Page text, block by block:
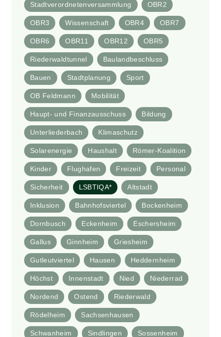
Stadtverordnetenversammlung OBR2
OBR3 Wissenschaft OBR4 OBR7
OBR6 OBR11 OBR12 OBR5
Riederwaldtunnel Baulandbeschluss
Bauen Stadtplanung Sport
OB Feldmann Mobilität
Haupt- und Finanzausschuss Bildung
Unterliederbach Klimaschutz
Solarenergie Haushalt Römer-Koalition
Kinder Flughafen Freizeit Personal
Sicherheit LSBTIQA* Altstadt
Inklusion Bahnhofsviertel Bockenheim
Dornbusch Eckenheim Eschersheim
Gallus Ginnheim Griesheim
Gutleutviertel Hausen Heddernheim
Höchst Innenstadt Nied Niederrad
Nordend Ostend Riederwald
Rödelheim Sachsenhausen
Schwanheim Sindlingen Sossenheim